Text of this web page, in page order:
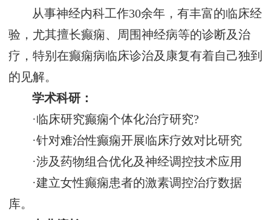
从事神经内科工作30余年，有丰富的临床经
验，尤其擅长癫痫、周围神经病等的诊断及治
疗，特别在癫痫病临床诊治及康复有着自己独到
的见解。
学术科研：
·临床研究癫痫个体化治疗研究?
·针对难治性癫痫开展临床疗效对比研究
·涉及药物组合优化及神经调控技术应用
·建立女性癫痫患者的激素调控治疗数据
库。